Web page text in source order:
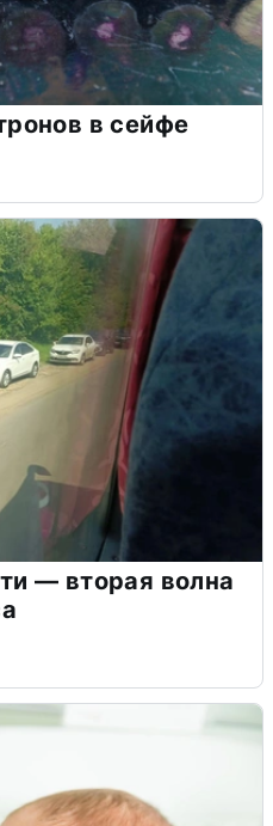
в сейфе
— вторая волна